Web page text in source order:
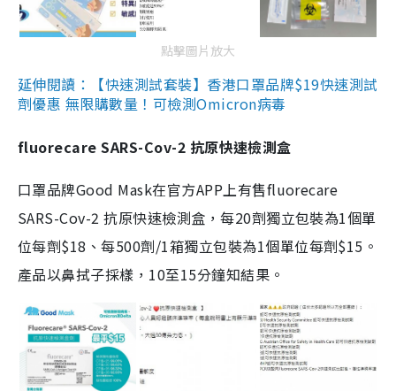
點擊圖片放大
延伸閱讀：【快速測試套裝】香港口罩品牌$19快速測試
劑優惠 無限購數量！可檢測Omicron病毒
fluorecare SARS-Cov-2 抗原快速檢測盒
口罩品牌Good Mask在官方APP上有售fluorecare
SARS-Cov-2 抗原快速檢測盒，每20劑獨立包裝為1個單
位每劑$18、每500劑/1箱獨立包裝為1個單位每劑$15。
產品以鼻拭子採樣，10至15分鐘知結果。